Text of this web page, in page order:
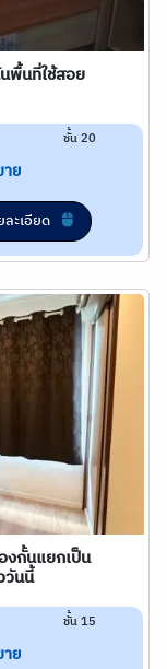
พื้นที่​ใช้สอย
ชั้น 20
ย
ละเอียด
งกั้นแยกเป็น
วันนี้
ชั้น 15
ย